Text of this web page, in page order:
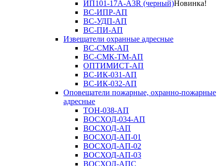
ИП101-17А-A3R (черный)Новинка!
ВС-ИПР-АП
ВС-УДП-АП
ВС-ПИ-АП
Извещатели охранные адресные
ВС-СМК-АП
ВС-СМК-ТМ-АП
ОПТИМИСТ-АП
ВС-ИК-031-АП
ВС-ИК-032-АП
Оповещатели пожарные, охранно-пожарные
адресные
ТОН-038-АП
ВОСХОД-034-АП
ВОСХОД-АП
ВОСХОД-АП-01
ВОСХОД-АП-02
ВОСХОД-АП-03
ВОСХОД-АПС